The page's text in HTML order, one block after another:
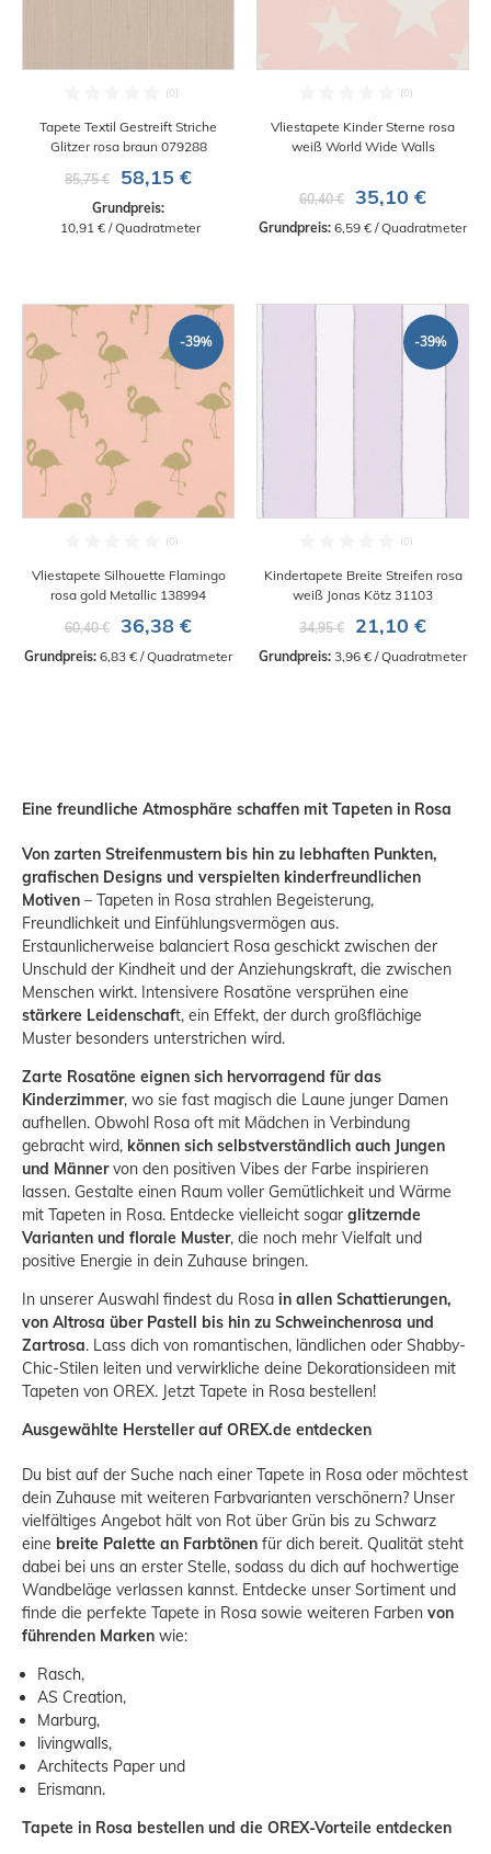
Tapete Textil Gestreift Striche
Glitzer rosa braun 079288
85,75 €
58,15 €
Grundpreis:
10,91 € / Quadratmeter
Vliestapete Kinder Sterne rosa
weiß World Wide Walls
60,40 € 35,10 €
Grundpreis: 6,59 € / Quadratmeter
-39%
Vliestapete Silhouette Flamingo
rosa gold Metallic 138994
60,40 €
36,38 €
Grundpreis: 6,83 € / Quadratmeter
-39%
Kindertapete Breite Streifen rosa
weiß Jonas Kötz 31103
34,95 €
21,10 €
Grundpreis: 3,96 € / Quadratmeter
Eine freundliche Atmosphäre schaffen mit Tapeten in Rosa
Von zarten Streifenmustern bis hin zu lebhaften Punkten,
grafischen Designs und verspielten kinderfreundlichen
Motiven – Tapeten in Rosa strahlen Begeisterung,
Freundlichkeit und Einfühlungsvermögen aus.
Erstaunlicherweise balanciert Rosa geschickt zwischen der
Unschuld der Kindheit und der Anziehungskraft, die zwischen
Menschen wirkt. Intensivere Rosatöne versprühen eine
stärkere Leidenschaft, ein Effekt, der durch großflächige
Muster besonders unterstrichen wird.
Zarte Rosatöne eignen sich hervorragend für das
Kinderzimmer, wo sie fast magisch die Laune junger Damen
aufhellen. Obwohl Rosa oft mit Mädchen in Verbindung
gebracht wird, können sich selbstverständlich auch Jungen
und Männervon den positiven Vibes der Farbe inspirieren
lassen. Gestalte einen Raum voller Gemütlichkeit und Wärme
mit Tapeten in Rosa. Entdecke vielleicht sogar glitzernde
Varianten und florale Muster, die noch mehr Vielfalt und
positive Energie in dein Zuhause bringen.
In unserer Auswahl findest du Rosa in allen Schattierungen,
von Altrosa über Pastell bis hin zu Schweinchenrosa und
Zartrosa. Lass dich von romantischen, ländlichen oder Shabby-
Chic-Stilen leiten und verwirkliche deine Dekorationsideen mit
Tapeten von OREX. Jetzt Tapete in Rosa bestellen!
Ausgewählte Hersteller auf OREX.de entdecken
Du bist auf der Suche nach einer Tapete in Rosa oder möchtest
dein Zuhause mit weiteren Farbvarianten verschönern? Unser
vielfältiges Angebot hält von Rot über Grün bis zu Schwarz
eine breite Palette an Farbtönen für dich bereit. Qualität steht
dabei bei uns an erster Stelle, sodass du dich auf hochwertige
Wandbeläge verlassen kannst. Entdecke unser Sortiment und
finde die perfekte Tapete in Rosa sowie weiteren Farben von
führenden Marken wie:
Rasch,
AS Creation,
Marburg,
livingwalls,
Architects Paper und
Erismann.
Tapete in Rosa bestellen und die OREX-Vorteile entdecken